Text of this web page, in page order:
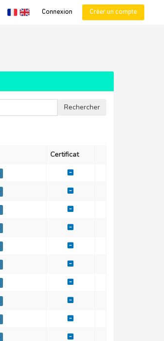
Connexion Créer un compte
Certificat